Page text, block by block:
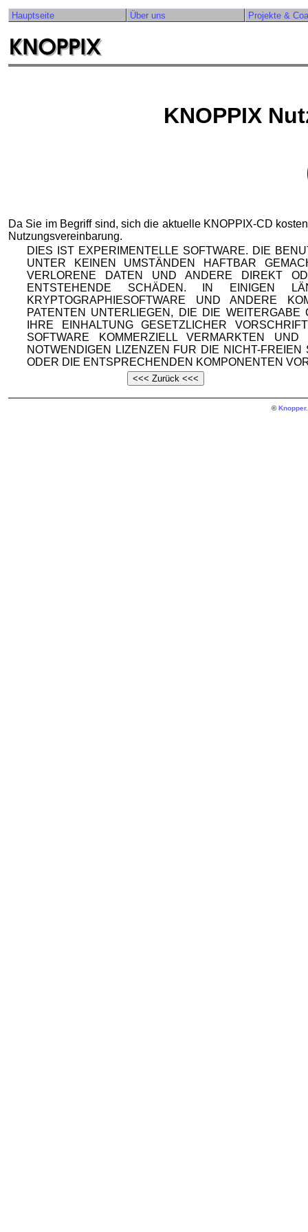
Hauptseite Über uns Projekte &
KNOPPIX
Da Sie im Begriff sind, sich die aktuelle KNOPPIX-CD
Nutzungsvereinbarung.
DIES IST EXPERIMENTELLE SOFTWARE. DIE
UNTER KEINEN UMSTÄNDEN HAFTBAR
VERLORENE DATEN UND ANDERE DIREKT
ENTSTEHENDE SCHÄDEN. IN EINIGEN
KRYPTOGRAPHIESOFTWARE UND ANDERE
PATENTEN UNTERLIEGEN, DIE DIE
IHRE EINHALTUNG GESETZLICHER
SOFTWARE KOMMERZIELL VERMARKTEN
NOTWENDIGEN LIZENZEN FUR DIE NICHT-
ODER DIE ENTSPRECHENDEN KOMPONENTEN
©